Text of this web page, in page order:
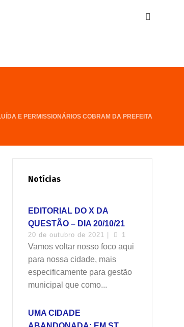
E PERMISSIONÁRIOS COBRAM DA PREFEITA
Notícias
EDITORIAL DO X DA
QUESTÃO – DIA 20/10/21
20 de outubro de 2021 | 1
Vamos voltar nosso foco aqui
para nossa cidade, mais
especificamente para gestão
municipal que como...
UMA CIDADE